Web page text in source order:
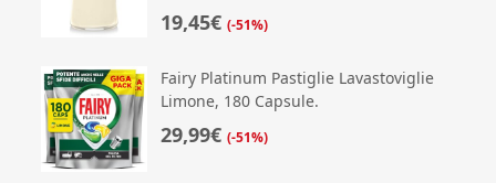
19,45€ (-51%)
Fairy Platinum Pastiglie Lavastoviglie
Limone, 180 Capsule.
29,99€ (-51%)